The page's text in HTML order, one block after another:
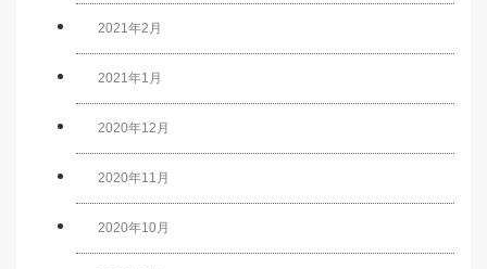
2021年2月
2021年1月
2020年12月
2020年11月
2020年10月